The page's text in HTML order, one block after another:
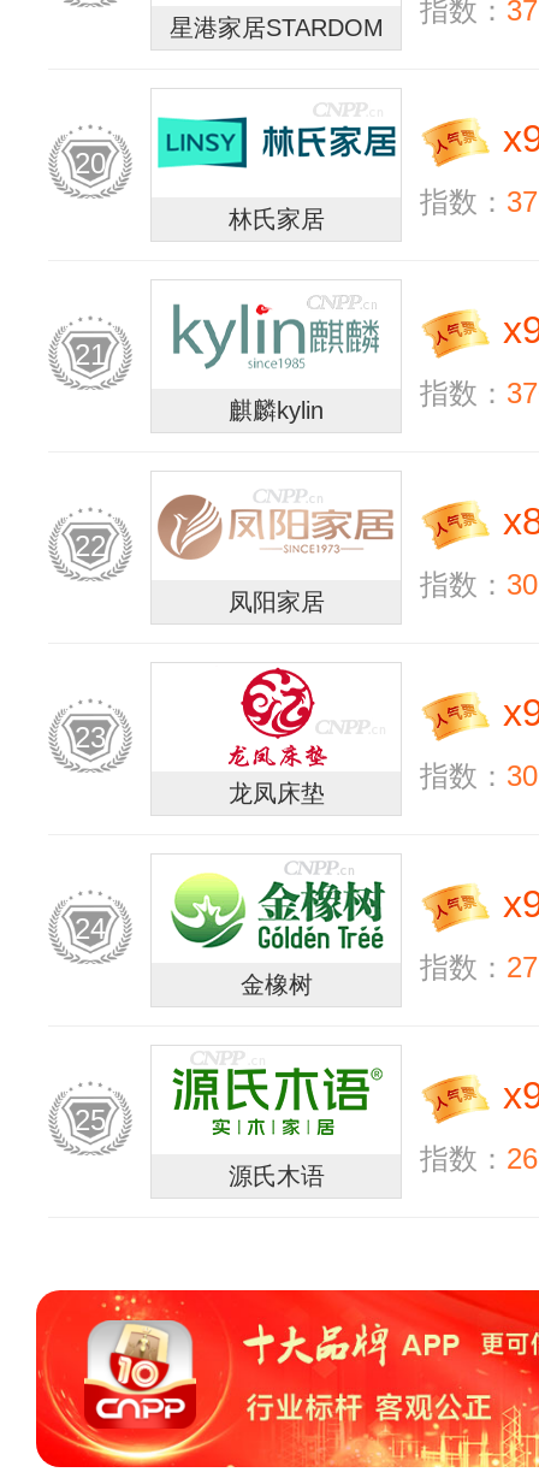
星港家居STARDOM
指数：
20
林氏家居
x
指数：
21
麒麟kylin
x
指数：
22
凤阳家居
x
指数：
23
龙凤床垫
x
指数：
24
金橡树
x
指数：
25
源氏木语
x
指数：